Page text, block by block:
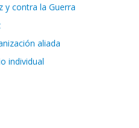
y contra la Guerra
aliada
individual